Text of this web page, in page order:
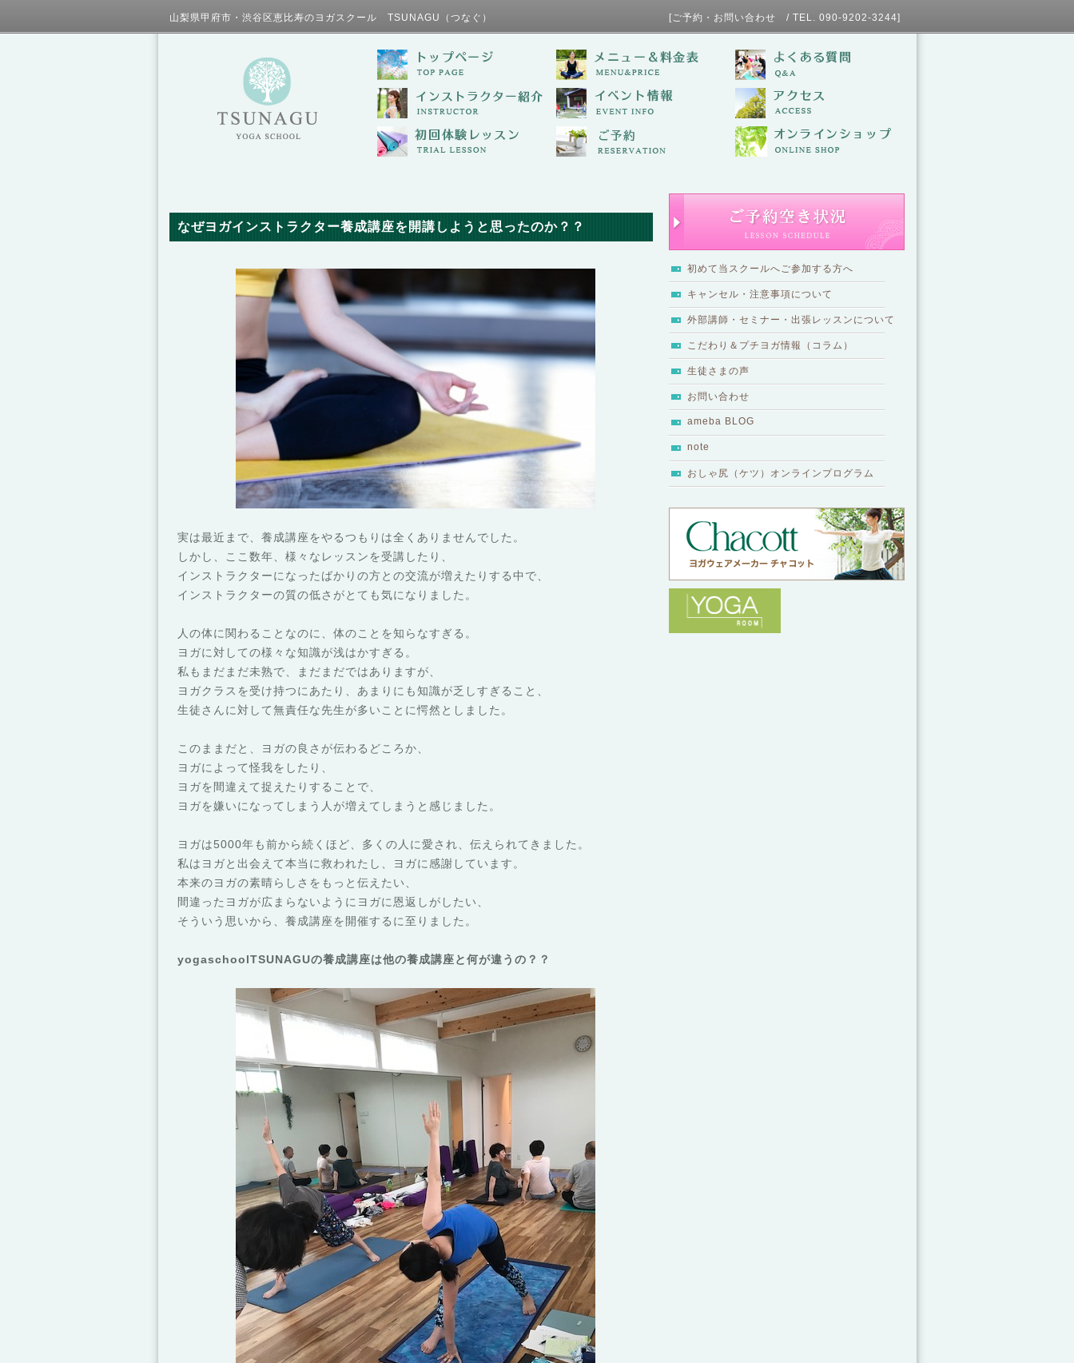
山梨県甲府市・渋谷区恵比寿のヨガスクール TSUNAGU（つなぐ） [ご予約・お問い合わせ / TEL. 090-9202-3244]
初めて当スクールへご参加する方へ
キャンセル・注意事項について
外部講師・セミナー・出張レッスンについて
こだわり＆プチヨガ情報（コラム）
生徒さまの声
お問い合わせ
ameba BLOG
note
おしゃ尻（ケツ）オンラインプログラム
なぜヨガインストラクター養成講座を開講しようと思ったのか？？
実は最近まで、養成講座をやるつもりは全くありませんでした。
しかし、ここ数年、様々なレッスンを受講したり、
インストラクターになったばかりの方との交流が増えたりする中で、
インストラクターの質の低さがとても気になりました。
人の体に関わることなのに、体のことを知らなすぎる。
ヨガに対しての様々な知識が浅はかすぎる。
私もまだまだ未熟で、まだまだではありますが、
ヨガクラスを受け持つにあたり、あまりにも知識が乏しすぎること、
生徒さんに対して無責任な先生が多いことに愕然としました。
このままだと、ヨガの良さが伝わるどころか、
ヨガによって怪我をしたり、
ヨガを間違えて捉えたりすることで、
ヨガを嫌いになってしまう人が増えてしまうと感じました。
ヨガは5000年も前から続くほど、多くの人に愛され、伝えられてきました。
私はヨガと出会えて本当に救われたし、ヨガに感謝しています。
本来のヨガの素晴らしさをもっと伝えたい、
間違ったヨガが広まらないようにヨガに恩返しがしたい、
そういう思いから、養成講座を開催するに至りました。
yogaschoolTSUNAGUの養成講座は他の養成講座と何が違うの？？